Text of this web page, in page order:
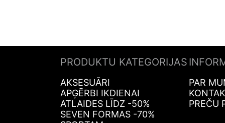
PRODUKTU KATEGORIJAS
AKSESUĀRI
APĢĒRBI IKDIENAI
ATLAIDES LĪDZ -50%
SEVEN FORMAS -70%
PAR
PREČU